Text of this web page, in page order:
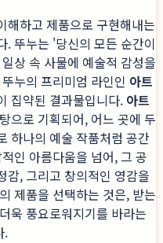
해하고 제품으로 구현해내는
. 뚜누는 '당신의 모든 순간이
상 속 사물에 예술적 감성을
누의 프리미엄 라인인 아트
집약된 결과물입니다. 아트
으로 기획되어, 어느 곳에 두
하나의 예술 작품처럼 공간
인 아름다움을 넘어, 그 공
감, 그리고 창의적인 영감을
제품을 선택하는 것은, 받는
욱 풍요로워지기를 바라는
.